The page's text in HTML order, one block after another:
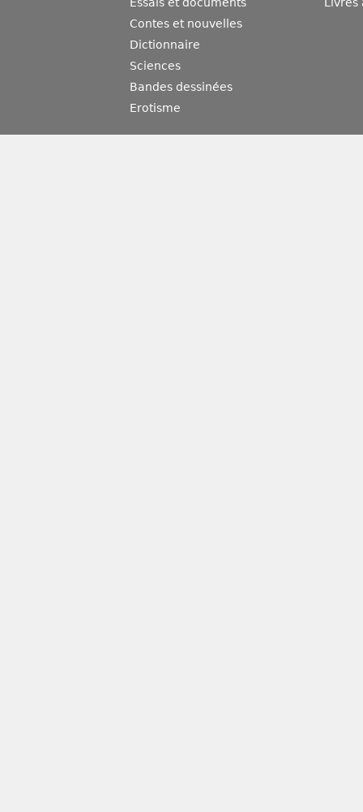
Essais et documents
Contes et nouvelles
Dictionnaire
Sciences
Bandes dessinées
Erotisme
Livres